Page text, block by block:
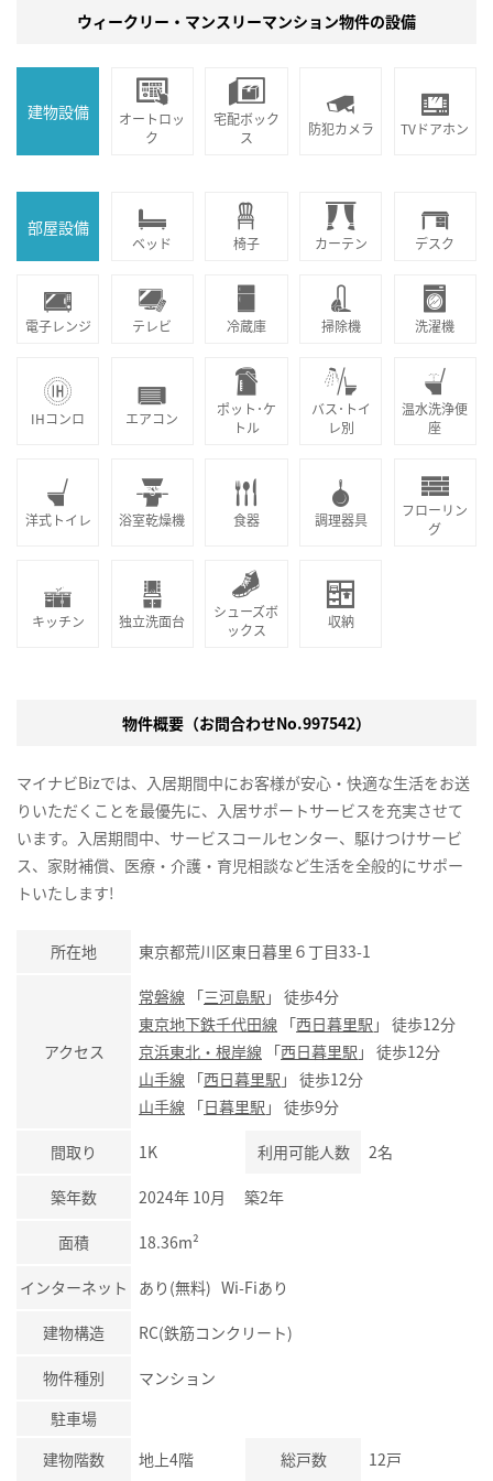
ウィークリー・マンスリーマンション物件の設備
建物設備
オートロッ
ク
宅配ボック
ス
防犯カメラ TVドアホン
部屋設備
ベッド 椅子 カーテン デスク
電子レンジ テレビ 冷蔵庫 掃除機 洗濯機
IHコンロ エアコン
ポット･ケ
トル
バス･トイ
レ別
温水洗浄便
座
洋式トイレ 浴室乾燥機 食器 調理器具
フローリン
グ
キッチン 独立洗面台
シューズボ
ックス
収納
物件概要（お問合わせNo.997542）
マイナビBizでは、入居期間中にお客様が安心・快適な生活をお送
りいただくことを最優先に、入居サポートサービスを充実させて
います。入居期間中、サービスコールセンター、駆けつけサービ
ス、家財補償、医療・介護・育児相談など生活を全般的にサポー
トいたします!
所在地 東京都荒川区東日暮里６丁目33-1
アクセス
常磐線 「三河島駅 」 徒歩4分
東京地下鉄千代田線 「西日暮里駅 」 徒歩12分
京浜東北・根岸線 「西日暮里駅 」 徒歩12分
山手線 「西日暮里駅 」 徒歩12分
山手線 「日暮里駅 」 徒歩9分
間取り 1K 利用可能人数 2名
築年数 2024年 10月 築2年
面積 18.36m²
インターネット あり(無料) Wi-Fiあり
建物構造 RC(鉄筋コンクリート)
物件種別
マンション
駐車場
建物階数
地上4階 総戸数 12戸